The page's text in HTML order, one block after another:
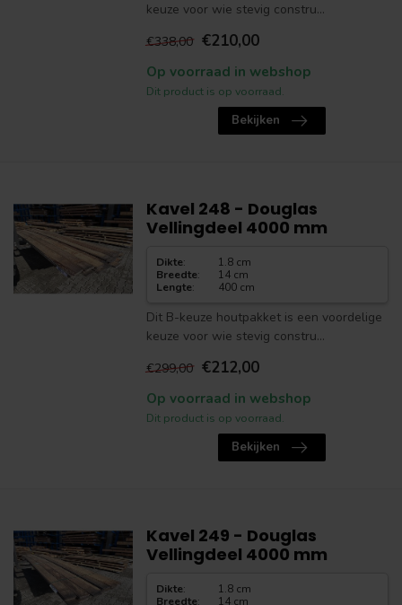
keuze voor wie stevig constru...
€338,00 €210,00
Op voorraad in webshop
Dit product is op voorraad.
Bekijken
Kavel 248 - Douglas
Vellingdeel 4000 mm
Dikte:
1.8 cm
Breedte:
14 cm
Lengte: 400 cm
Dit B-keuze houtpakket is een voordelige
keuze voor wie stevig constru...
€299,00 €212,00
Op voorraad in webshop
Dit product is op voorraad.
Bekijken
Kavel 249 - Douglas
Vellingdeel 4000 mm
Dikte:
1.8 cm
Breedte: 14 cm